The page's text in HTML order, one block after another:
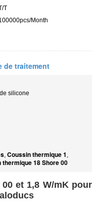
T
Month
de traitement
silicone
, Coussin thermique 1 ,
thermique 18 Shore 00
et 1,8 W/mK pour